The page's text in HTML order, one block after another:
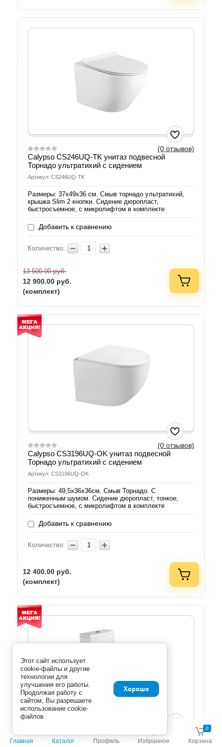
(0 отзывов)
Calypso CS246UQ-TK унитаз подвесной
Торнадо ультратихий с сидением
Артикул: CS246UQ-TK
Размеры: 37х49х36 см. Смыв торнадо ультратихий,
крышка Slim 2 кнопки. Сидение дюропласт,
быстросъемное, с микролифтом в комплекте
Добавить к сравнению
Количество:
13 500.00руб.
12 900.00 руб.
(комплект)
(0 отзывов)
Calypso CS3196UQ-OK унитаз подвесной
Торнадо ультратихий с сидением
Артикул: CS3196UQ-OK
Размеры: 49,5х36х36см. Смыв Торнадо. С
пониженным шумом. Сидение дюропласт, тонкое,
быстросъемное, с микролифтом в комплекте
Добавить к сравнению
Количество:
12 400.00 руб.
(комплект)
(0 отзывов)
Calypso CS3197OK унитаз моноблок
Главная Каталог Профиль Избранное
0
Корзина
Этот сайт использует
cookie-файлы и другие
технологии для
улучшения его работы.
Продолжая работу с
сайтом, Вы разрешаете
использование cookie-
файлов.
Хорошо